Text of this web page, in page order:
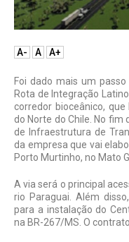
A- A A+
Foi dado mais um
Rota de Integração
corredor bioceânico,
do Norte do Chile. No fim
de Infraestrutura de
da empresa que vai
Porto Murtinho, no Mato
A via será o principal
rio Paraguai. Além
para a instalação do
na BR-267/MS. O